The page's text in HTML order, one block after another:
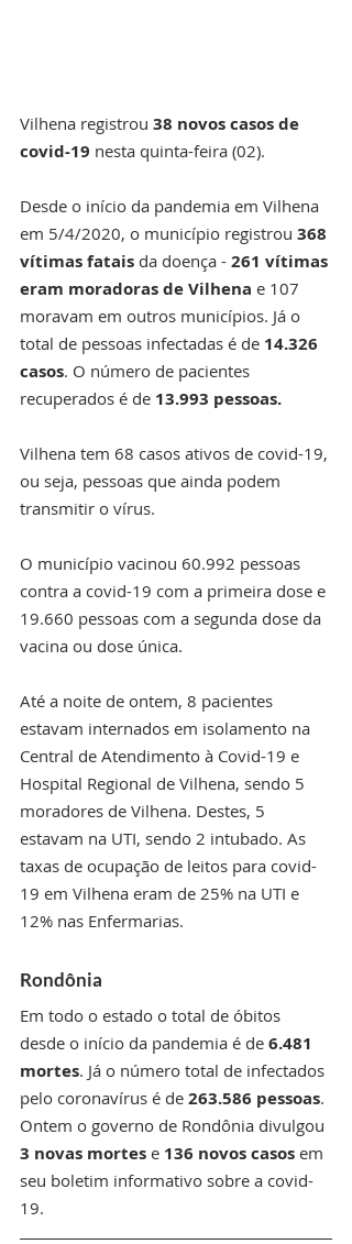
Vilhena registrou 38 novos casos de
covid-19 nesta quinta-feira (02).
Desde o início da pandemia em Vilhena
em 5/4/2020, o município registrou 368
vítimas fatais da doença - 261 vítimas
eram moradoras de Vilhena e 107
moravam em outros municípios. Já o
total de pessoas infectadas é de 14.326
casos. O número de pacientes
recuperados é de 13.993 pessoas.
Vilhena tem 68 casos ativos de covid-19,
ou seja, pessoas que ainda podem
transmitir o vírus.
O município vacinou 60.992 pessoas
contra a covid-19 com a primeira dose e
19.660 pessoas com a segunda dose da
vacina ou dose única.
Até a noite de ontem, 8 pacientes
estavam internados em isolamento na
Central de Atendimento à Covid-19 e
Hospital Regional de Vilhena, sendo 5
moradores de Vilhena. Destes, 5
estavam na UTI, sendo 2 intubado. As
taxas de ocupação de leitos para covid-
19 em Vilhena eram de 25% na UTI e
12% nas Enfermarias.
Rondônia
Em todo o estado o total de óbitos
desde o início da pandemia é de 6.481
mortes. Já o número total de infectados
pelo coronavírus é de 263.586 pessoas.
Ontem o governo de Rondônia divulgou
3 novas mortes e 136 novos casos em
seu boletim informativo sobre a covid-
19.